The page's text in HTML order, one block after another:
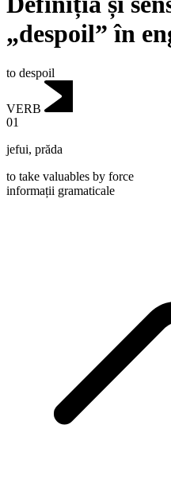
„despoil” în
to despoil
VERB
01
jefui, prăda
to take valuables by force
informații gramaticale